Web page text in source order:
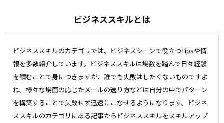
ビジネススキルとは
ビジネススキルのカテゴリでは、ビジネスシーンで役立つTipsや情
報を多数紹介しています。ビジネススキルは場数を踏んで日々経験
を積むことで身につきますが、誰でも失敗はしたくないものですよ
ね。様々な場面の応じたメールの送り方などは自分の中でパターン
を構築することで失敗せず迅速にこなせるようになります。ビジネ
ススキルのカテゴリにある記事からビジネススキルをスキルアップ